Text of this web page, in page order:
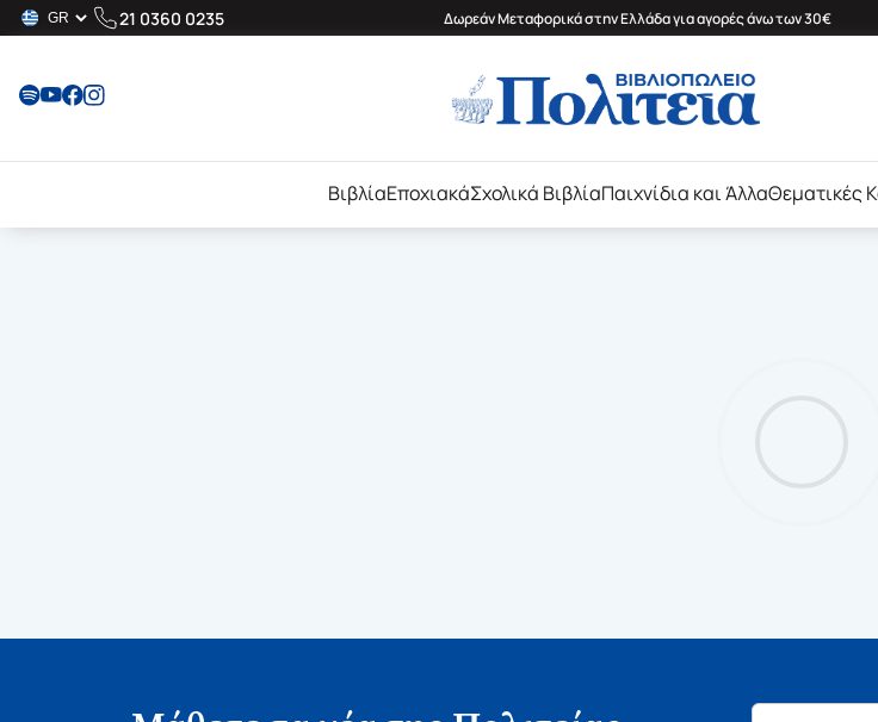
21 0360 0235 Δωρεάν Μεταφορικά στην Ελλάδα για αγορές άνω των 30€
ΒιβλίαΕποχιακάΣχολικά ΒιβλίαΠαιχνίδια και ΆλλαΘεματικές